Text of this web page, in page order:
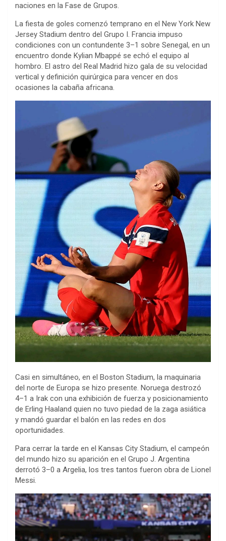
naciones en la Fase de Grupos.
La fiesta de goles comenzó temprano en el New York New
Jersey Stadium dentro del Grupo I. Francia impuso
condiciones con un contundente 3–1 sobre Senegal, en un
encuentro donde Kylian Mbappé se echó el equipo al
hombro. El astro del Real Madrid hizo gala de su velocidad
vertical y definición quirúrgica para vencer en dos
ocasiones la cabaña africana.
Casi en simultáneo, en el Boston Stadium, la maquinaria
del norte de Europa se hizo presente. Noruega destrozó
4–1 a Irak con una exhibición de fuerza y posicionamiento
de Erling Haaland quien no tuvo piedad de la zaga asiática
y mandó guardar el balón en las redes en dos
oportunidades.
Para cerrar la tarde en el Kansas City Stadium, el campeón
del mundo hizo su aparición en el Grupo J. Argentina
derrotó 3–0 a Argelia, los tres tantos fueron obra de Lionel
Messi.